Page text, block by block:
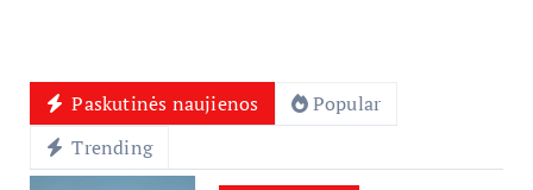
Paskutinės naujienos
Popular
Trending